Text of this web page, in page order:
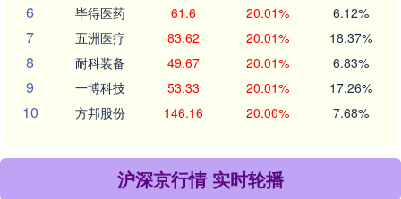
6 毕得医药 61.6 20.01% 6.12%
7 五洲医疗 83.62 20.01% 18.37%
8 耐科装备 49.67 20.01% 6.83%
9 一博科技 53.33 20.01% 17.26%
10 方邦股份 146.16 20.00% 7.68%
沪深京行情 实时轮播